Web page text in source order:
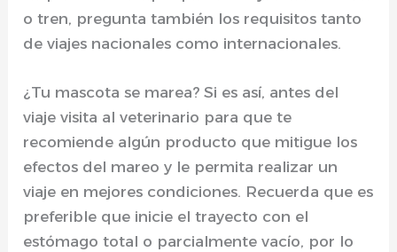
o tren, pregunta también los requisitos tanto
de viajes nacionales como internacionales.
¿Tu mascota se marea? Si es así, antes del
viaje visita al veterinario para que te
recomiende algún producto que mitigue los
efectos del mareo y le permita realizar un
viaje en mejores condiciones. Recuerda que es
preferible que inicie el trayecto con el
estómago total o parcialmente vacío, por lo